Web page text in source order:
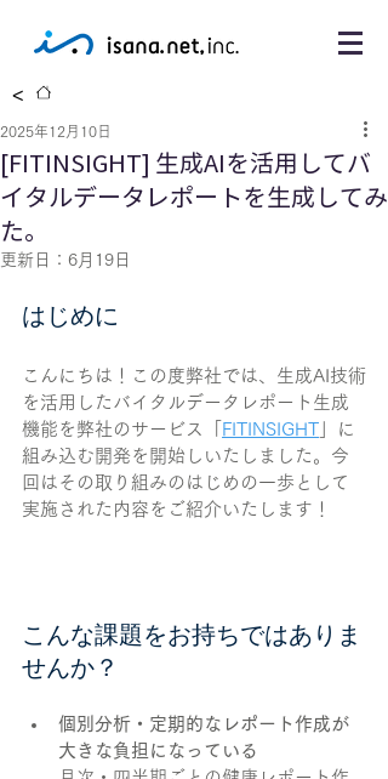
<
[FITINSIGHT] 生成AIを活用してバ
イタルデータレポートを生成してみ
た。
2025年12月10日
更新日： 6月19日
はじめに
こんにちは！この度弊社では、生成AI技術
を活用したバイタルデータレポート生成
機能を弊社のサービス「
FITINSIGHT 」に
組み込む開発を開始しいたしました。今
回はその取り組みのはじめの一歩として
実施された内容をご紹介いたします！
こんな課題をお持ちではありま
せんか？
個別分析・定期的なレポート作成が
大きな負担になっている